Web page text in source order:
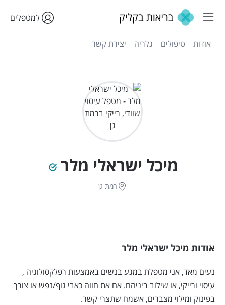
למטפלים
מיכל ישראלי מלר
רמת גן
אודות טיפולים גלריה יצירת קשר
אודות מיכל ישראלי מלר
נעים מאד, אני מטפלת במגע בנשים באמצעות רפלקסולוגיה ,
עיסוי ורייקי, או שילוב ביניהם. אם את חווה כאבי גוף/נפש או צורך
בפינוק ומילוי מצברים, אשמח שתצרי קשר.